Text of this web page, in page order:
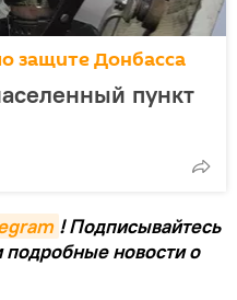
защите Донбасса
пункт
! Подписывайтесь
новости о